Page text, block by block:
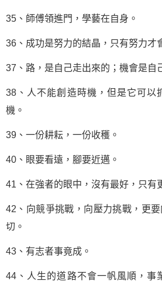
35、師傅領進門，學藝在自身。
36、成功是努力的結晶，只有努力才
37、路，是自己走出來的；機會是自
38、人不能創造時機，但是它可以
機。
39、一份耕耘，一份收穫。
40、眼要看遠，腳要近邁。
41、在強者的眼中，沒有最好，只有
42、向競爭挑戰，向壓力挑戰，更
切。
43、有志者事竟成。
44、人生的道路不會一帆風順，事